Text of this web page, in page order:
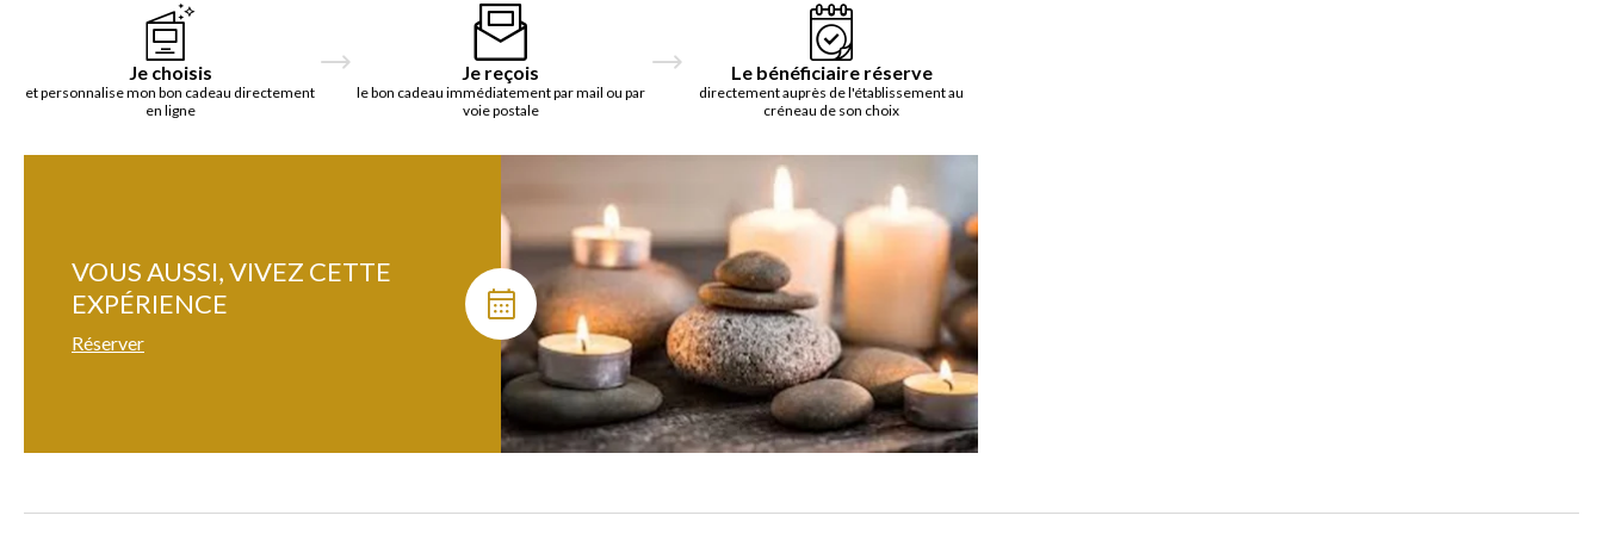
Je choisis
et personnalise mon bon cadeau directement
en ligne
Je reçois
le bon cadeau immédiatement par mail ou par
voie postale
Le bénéficiaire réserve
directement auprès de l'établissement au
créneau de son choix
VOUS AUSSI, VIVEZ CETTE
EXPÉRIENCE
Réserver